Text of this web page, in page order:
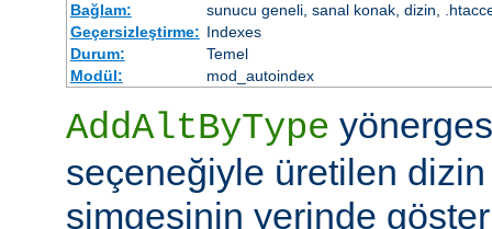
Bağlam:
sunucu geneli, sanal konak, dizin,
Geçersizleştirme: Indexes
Durum:
Temel
Modül:
mod_autoindex
AddAltByType
seçeneğiyle üretilen
simgesinin yerinde